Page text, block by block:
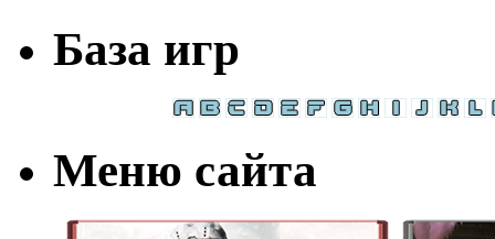
База игр
Меню сайта